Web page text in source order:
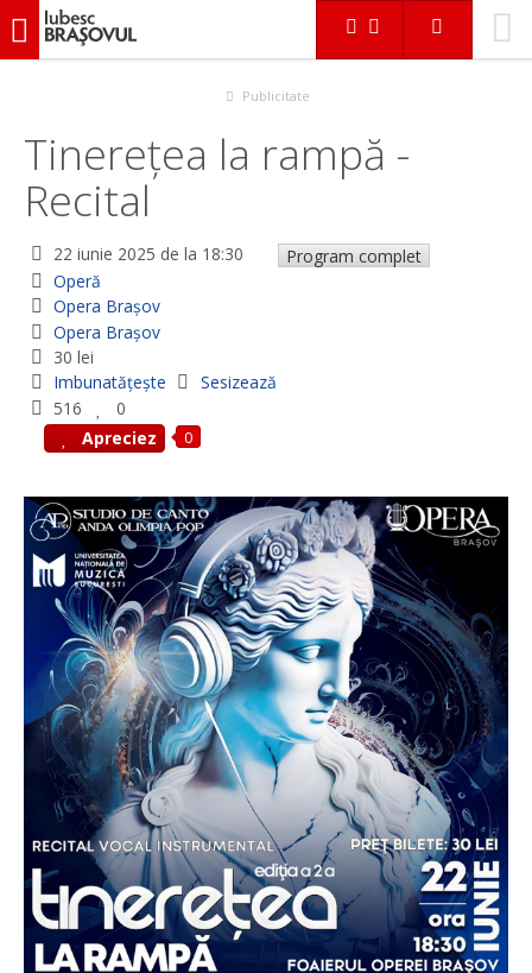
iubescbraşovul.ro
Tinerețea la rampă - Recital
Publicitate
Tinerețea la rampă -
Recital
22 iunie 2025 de la 18:30
Program complet
Operă
Opera Braşov
Opera Braşov
30 lei
Imbunatățește
Sesizează
516
0
Apreciez
0